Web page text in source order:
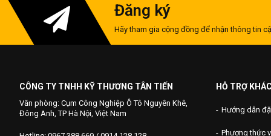
Đăng ký
Hãy tham gia cộng đồng để nhận thông tin
CÔNG TY TNHH KỸ THƯƠNG TÂN TIẾN
Văn phòng: Cụm Công Nghiệp Ô Tô Nguyên Khê,
Đông Anh, TP Hà Nội, Việt Nam
HỖ TRỢ
Hướng dẫn
Phương thức